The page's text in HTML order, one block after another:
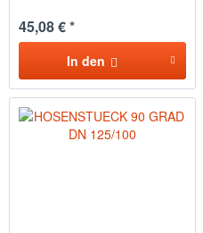
45,08 € *
In den